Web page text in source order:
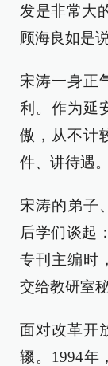
发是非常大
顾海良如是说
宋涛一身正
利。作为延
傲，从不计
件、讲待遇。
宋涛的弟子
后学们谈起
专刊主编时
交给教研室
面对改革开
辍。1994年